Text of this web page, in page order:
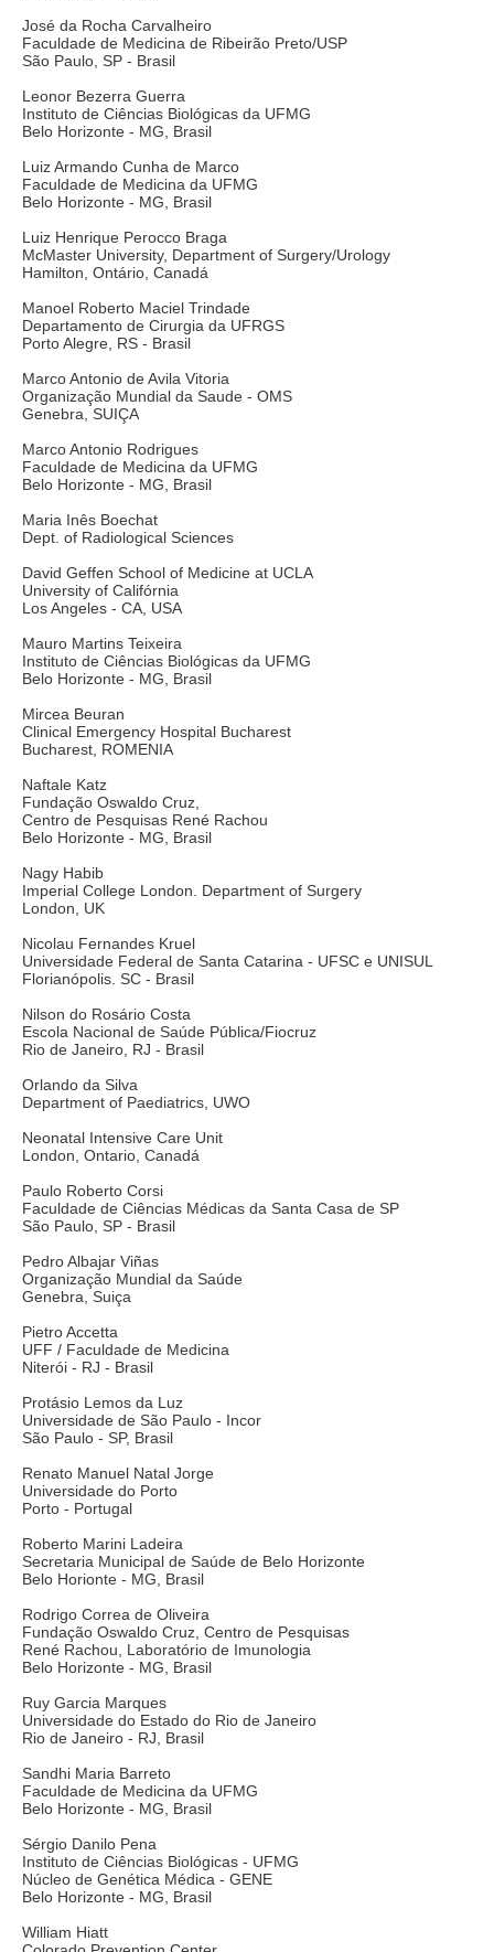
José da Rocha Carvalheiro
Faculdade de Medicina de Ribeirão Preto/USP
São Paulo, SP - Brasil
Leonor Bezerra Guerra
Instituto de Ciências Biológicas da UFMG
Belo Horizonte - MG, Brasil
Luiz Armando Cunha de Marco
Faculdade de Medicina da UFMG
Belo Horizonte - MG, Brasil
Luiz Henrique Perocco Braga
McMaster University, Department of Surgery/Urology
Hamilton, Ontário, Canadá
Manoel Roberto Maciel Trindade
Departamento de Cirurgia da UFRGS
Porto Alegre, RS - Brasil
Marco Antonio de Avila Vitoria
Organização Mundial da Saude - OMS
Genebra, SUIÇA
Marco Antonio Rodrigues
Faculdade de Medicina da UFMG
Belo Horizonte - MG, Brasil
Maria Inês Boechat
Dept. of Radiological Sciences
David Geffen School of Medicine at UCLA
University of Califórnia
Los Angeles - CA, USA
Mauro Martins Teixeira
Instituto de Ciências Biológicas da UFMG
Belo Horizonte - MG, Brasil
Mircea Beuran
Clinical Emergency Hospital Bucharest
Bucharest, ROMENIA
Naftale Katz
Fundação Oswaldo Cruz,
Centro de Pesquisas René Rachou
Belo Horizonte - MG, Brasil
Nagy Habib
Imperial College London. Department of Surgery
London, UK
Nicolau Fernandes Kruel
Universidade Federal de Santa Catarina - UFSC e UNISUL
Florianópolis. SC - Brasil
Nilson do Rosário Costa
Escola Nacional de Saúde Pública/Fiocruz
Rio de Janeiro, RJ - Brasil
Orlando da Silva
Department of Paediatrics, UWO
Neonatal Intensive Care Unit
London, Ontario, Canadá
Paulo Roberto Corsi
Faculdade de Ciências Médicas da Santa Casa de SP
São Paulo, SP - Brasil
Pedro Albajar Viñas
Organização Mundial da Saúde
Genebra, Suiça
Pietro Accetta
UFF / Faculdade de Medicina
Niterói - RJ - Brasil
Protásio Lemos da Luz
Universidade de São Paulo - Incor
São Paulo - SP, Brasil
Renato Manuel Natal Jorge
Universidade do Porto
Porto - Portugal
Roberto Marini Ladeira
Secretaria Municipal de Saúde de Belo Horizonte
Belo Horionte - MG, Brasil
Rodrigo Correa de Oliveira
Fundação Oswaldo Cruz, Centro de Pesquisas
René Rachou, Laboratório de Imunologia
Belo Horizonte - MG, Brasil
Ruy Garcia Marques
Universidade do Estado do Rio de Janeiro
Rio de Janeiro - RJ, Brasil
Sandhi Maria Barreto
Faculdade de Medicina da UFMG
Belo Horizonte - MG, Brasil
Sérgio Danilo Pena
Instituto de Ciências Biológicas - UFMG
Núcleo de Genética Médica - GENE
Belo Horizonte - MG, Brasil
William Hiatt